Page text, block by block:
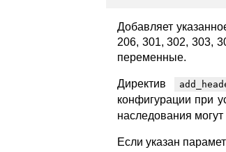
Добавляет
206, 301, 302, 303,
переменные.
Директив
конфигурации при
наследования
Если указан